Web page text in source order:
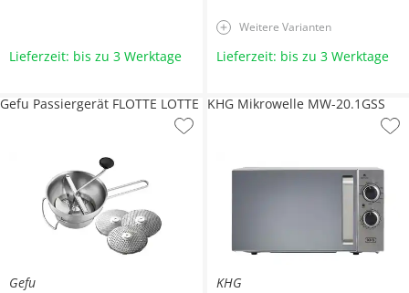
Lieferzeit: bis zu 3 Werktage
Weitere Varianten
Lieferzeit: bis zu 3 Werktage
Gefu
Gefu Passiergerät FLOTTE LOTTE
KHG
KHG Mikrowelle MW-20.1GSS